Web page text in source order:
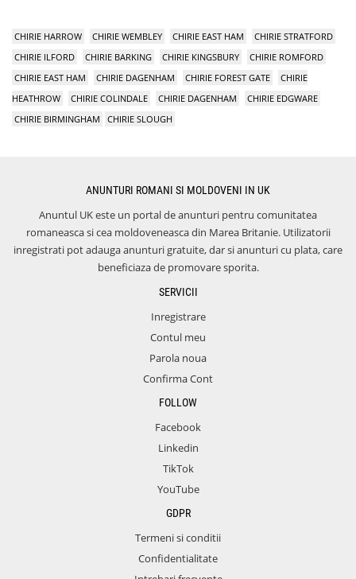
CHIRIE HARROW CHIRIE WEMBLEY CHIRIE EAST HAM
CHIRIE STRATFORD
CHIRIE ILFORD
CHIRIE BARKING CHIRIE KINGSBURY
CHIRIE ROMFORD
CHIRIE EAST HAM
CHIRIE DAGENHAM CHIRIE FOREST GATE
CHIRIE
HEATHROW
CHIRIE COLINDALE CHIRIE DAGENHAM
CHIRIE EDGWARE
CHIRIE BIRMINGHAM
CHIRIE SLOUGH
ANUNTURI ROMANI SI MOLDOVENI IN UK
Anuntul UK este un portal de anunturi pentru comunitatea
romaneasca si cea moldoveneasca din Marea Britanie. Utilizatorii
inregistrati pot adauga anunturi gratuite, dar si anunturi cu plata, care
beneficiaza de promovare sporita.
SERVICII
Inregistrare
Contul meu
Parola noua
Confirma Cont
FOLLOW
Facebook
Linkedin
TikTok
YouTube
GDPR
Termeni si conditii
Confidentialitate